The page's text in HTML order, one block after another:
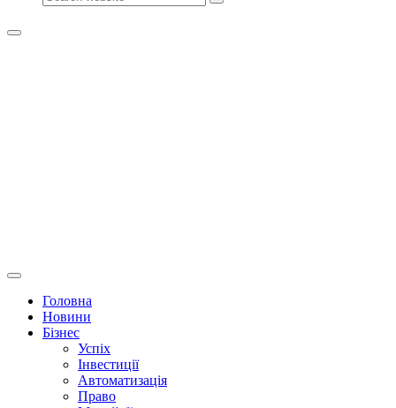
Search
Головна
Новини
Бізнес
Успіх
Інвестиції
Автоматизація
Право